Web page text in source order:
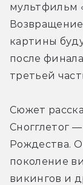
мультфильм
картины
после
третьей
Сюжет
Сногглетог
Рождества.
поколение
викингов и